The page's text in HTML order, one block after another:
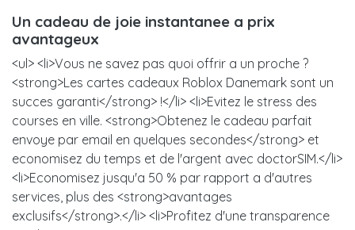
Un cadeau de joie instantanee a prix
avantageux
<ul> <li>Vous ne savez pas quoi offrir a un proche ?
<strong>Les cartes cadeaux Roblox Danemark sont un
succes garanti</strong> !</li> <li>Evitez le stress des
courses en ville. <strong>Obtenez le cadeau parfait
envoye par email en quelques secondes</strong> et
economisez du temps et de l'argent avec doctorSIM.</li>
<li>Economisez jusqu'a 50 % par rapport a d'autres
services, plus des <strong>avantages
exclusifs</strong>.</li> <li>Profitez d'une transparence